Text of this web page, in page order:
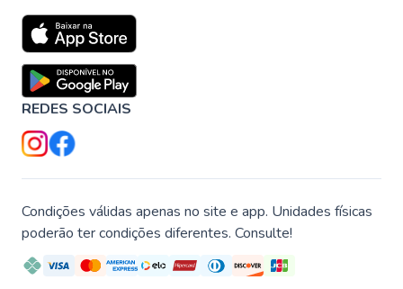
REDES SOCIAIS
Condições válidas apenas no site e app. Unidades físicas
poderão ter condições diferentes. Consulte!